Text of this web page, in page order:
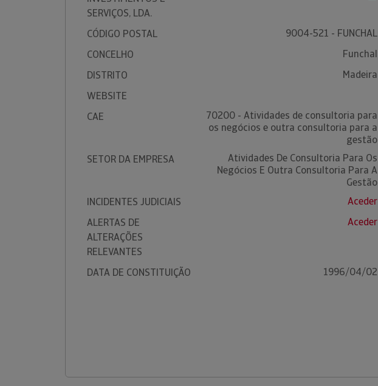
SERVIÇOS, LDA.
CÓDIGO POSTAL
9004-521 - FUNCHAL
CONCELHO
Funchal
DISTRITO
Madeira
WEBSITE
CAE
70200 - Atividades de consultoria para
os negócios e outra consultoria para a
gestão
SETOR DA EMPRESA
Atividades De Consultoria Para Os
Negócios E Outra Consultoria Para A
Gestão
INCIDENTES JUDICIAIS
Aceder
ALERTAS DE
ALTERAÇÕES
RELEVANTES
Aceder
DATA DE CONSTITUIÇÃO 1996/04/02